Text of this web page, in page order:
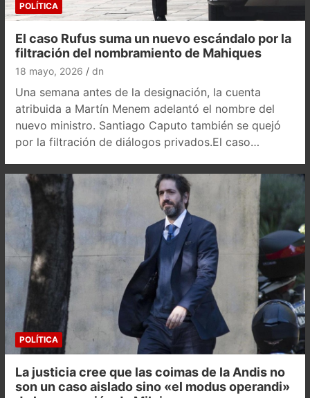
POLÍTICA
El caso Rufus suma un nuevo escándalo por la
filtración del nombramiento de Mahiques
18 mayo, 2026 dn
Una semana antes de la designación, la cuenta
atribuida a Martín Menem adelantó el nombre del
nuevo ministro. Santiago Caputo también se quejó
por la filtración de diálogos privados.El caso…
POLÍTICA
La justicia cree que las coimas de la Andis no
son un caso aislado sino «el modus operandi»